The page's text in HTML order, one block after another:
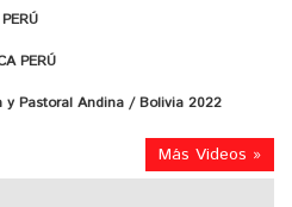
PERÚ
y Pastoral Andina / Bolivia 2022
Más Videos »